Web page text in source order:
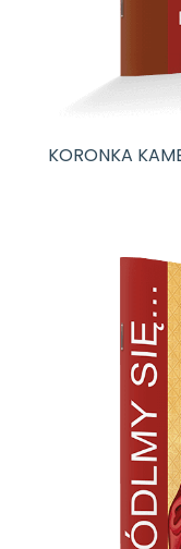
KORONKA